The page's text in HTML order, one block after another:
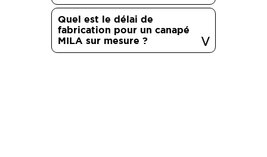
Quel est le délai de
fabrication pour un canapé
MILA sur mesure ?